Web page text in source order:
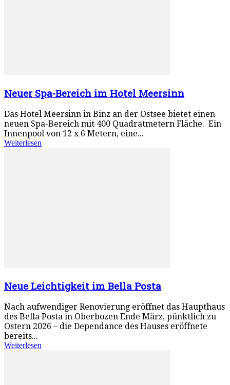
Neuer Spa-Bereich im Hotel Meersinn
Das Hotel Meersinn in Binz an der Ostsee bietet einen
neuen Spa-Bereich mit 400 Quadratmetern Fläche. Ein
Innenpool von 12 x 6 Metern, eine...
Weiterlesen
Neue Leichtigkeit im Bella Posta
Nach aufwendiger Renovierung eröffnet das Haupthaus
des Bella Posta in Oberbozen Ende März, pünktlich zu
Ostern 2026 – die Dependance des Hauses eröffnete
bereits...
Weiterlesen